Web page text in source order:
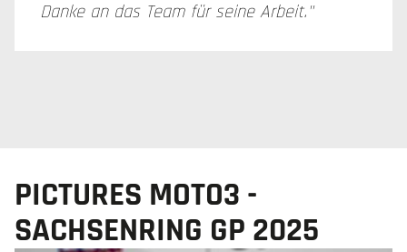
Danke an das Team für seine Arbeit."
PICTURES MOTO3 -
SACHSENRING GP 2025